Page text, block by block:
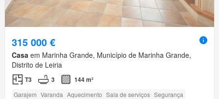
315 000 €
Casa em Marinha Grande, Município de Marinha Grande,
Distrito de Leiria
T3 3 144 m²
Garajem Varanda Aquecimento Sala de serviços Segurança